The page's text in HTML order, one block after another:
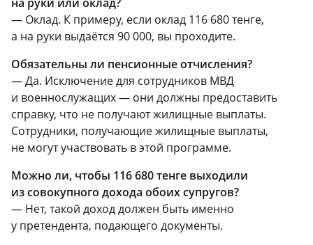
— Оклад. К примеру, если оклад 116 680 тенге,
а на руки выдаётся 90 000, вы проходите.
Обязательны ли пенсионные отчисления?
— Да. Исключение для сотрудников МВД
и военнослужащих — они должны предоставить
справку, что не получают жилищные выплаты.
Сотрудники, получающие жилищные выплаты,
не могут участвовать в этой программе.
Можно ли, чтобы 116 680 тенге выходили
из совокупного дохода обоих супругов?
— Нет, такой доход должен быть именно
у претендента, подающего документы.